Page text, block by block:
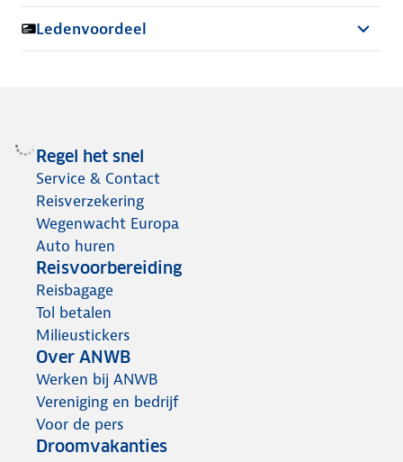
Ledenvoordeel
Regel het snel
Service & Contact
Reisverzekering
Wegenwacht Europa
Auto huren
Reisvoorbereiding
Reisbagage
Tol betalen
Milieustickers
Over ANWB
Werken bij ANWB
Vereniging en bedrijf
Voor de pers
Droomvakanties